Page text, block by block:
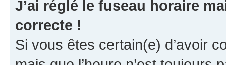
J’ai réglé le fuseau horaire
correcte !
Si vous êtes certain(e) d’avoir